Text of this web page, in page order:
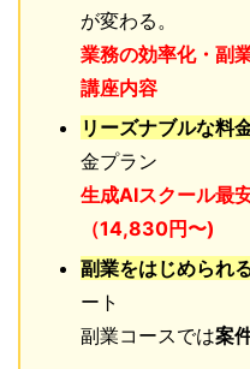
が変わる。
業務の効率化・副
講座内容
リーズナブルな料
金プラン
生成AIスクール最
（14,830円〜)
副業をはじめられ
ート
副業コースでは案